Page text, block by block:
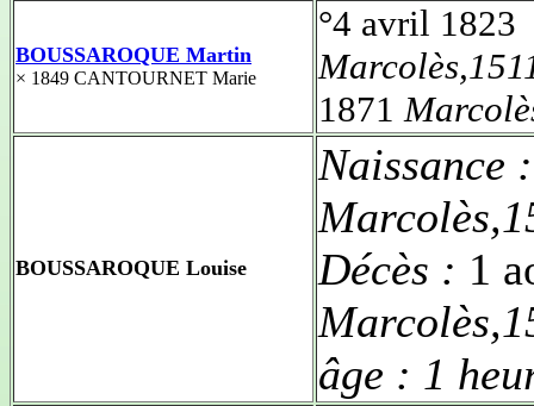
BOUSSAROQUE Martin
× 1849 CANTOURNET Marie
°4 avril 1823
1871
BOUSSAROQUE Louise
Naissance
Décès : 1
âge : 1